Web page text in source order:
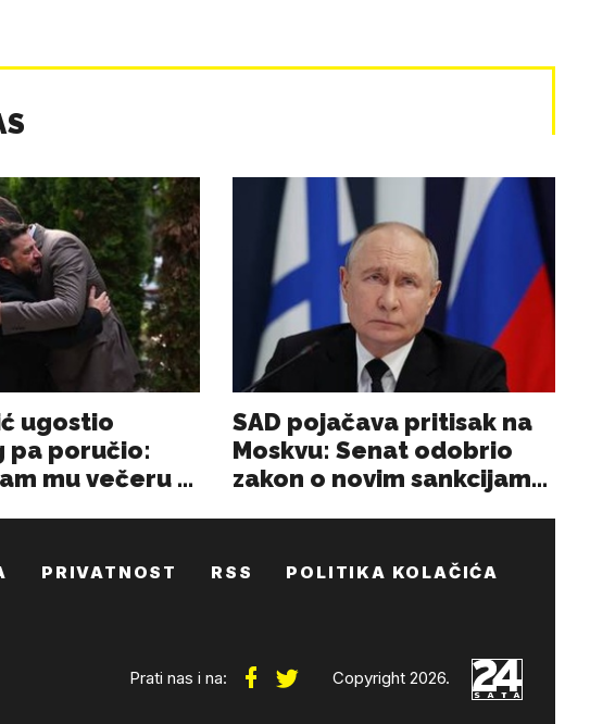
PRIVATNOST RSS POLITIKA KOLAČIĆA
Prati nas i na: Copyright 2026.